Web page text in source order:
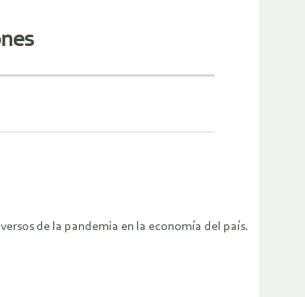
de la pandemia en la economía del país.